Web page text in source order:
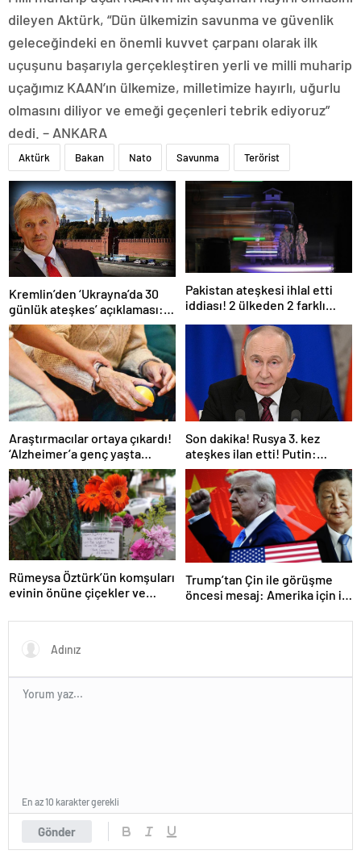
dileyen Aktürk, “Dün ülkemizin savunma ve güvenlik
geleceğindeki en önemli kuvvet çarpanı olarak ilk
uçuşunu başarıyla gerçekleştiren yerli ve milli muharip
uçağımız KAAN’ın ülkemize, milletimize hayırlı, uğurlu
olmasını diliyor ve emeği geçenleri tebrik ediyoruz”
dedi. – ANKARA
Aktürk Bakan Nato Savunma Terörist
Kremlin’den ‘Ukrayna’da 30
günlük ateşkes’ açıklaması:
Bunu iyice düşünmeliyiz
Pakistan ateşkesi ihlal etti
iddiası! 2 ülkeden 2 farklı
Araştırmacılar ortaya çıkardı!
‘Alzheimer’a genç yaşta
yakalanabilirsiniz’
Son dakika! Rusya 3. kez
ateşkes ilan etti! Putin:
Erdoğan ile görüşme
gerçekleştireceğiz
Rümeysa Öztürk’ün komşuları
evinin önüne çiçekler ve
Trump’tan Çin ile görüşme
öncesi mesaj: Amerika için iyi
Gönder
En az 10 karakter gerekli